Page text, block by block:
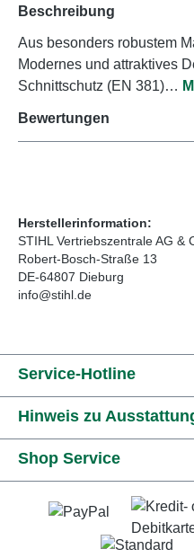
Beschreibung
Aus besonders robustem
Modernes und attraktives
Schnittschutz (EN 381)…
Bewertungen
Herstellerinformation:
STIHL Vertriebszentrale AG &
Robert-Bosch-Straße 13
DE-64807 Dieburg
info@stihl.de
Service-Hotline
Hinweis zu
Shop Service